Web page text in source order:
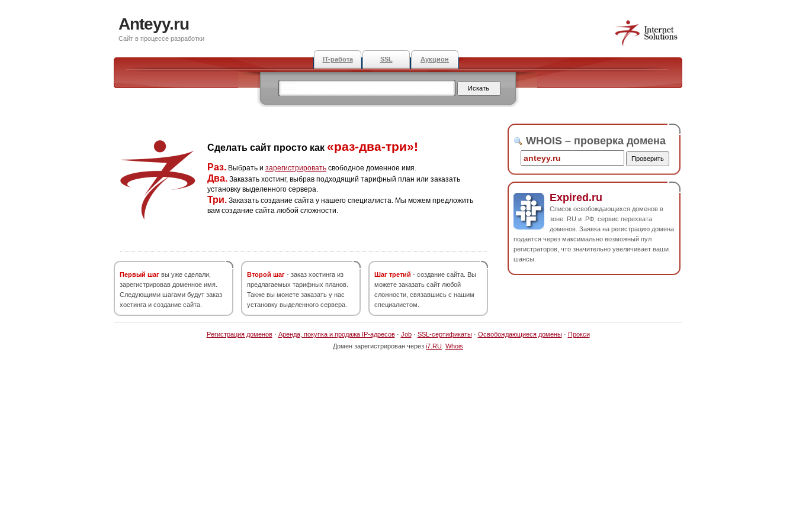
Anteyy.ru
Сайт в процессе разработки
IT-работа SSL Аукцион
Сделать сайт просто как «раз-два-три»!
Раз. Выбрать и зарегистрировать свободное доменное имя.
Два. Заказать хостинг, выбрав подходящий тарифный план или заказать
установку выделенного сервера.
Три. Заказать создание сайта у нашего специалиста. Мы можем предложить
вам создание сайта любой сложности.
Первый шаг вы уже сделали,
зарегистрировав доменное имя.
Следующими шагами будут заказ
хостинга и создание сайта.
Второй шаг - заказ хостинга из
предлагаемых тарифных планов.
Также вы можете заказать у нас
установку выделенного сервера.
Шаг третий - создание сайта. Вы
можете заказать сайт любой
сложности, связавшись с нашим
специалистом.
WHOIS – проверка домена
Expired.ru
Список освобождающихся доменов в
зоне .RU и .РФ, сервис перехвата
доменов. Заявка на регистрацию домена
подается через максимально возможный пул
регистраторов, что значительно увеличивает ваши
шансы.
Регистрация доменов· Аренда, покупка и продажа IP-адресов· Job· SSL-сертификаты· Освобождающиеся домены· Прокси
Домен зарегистрирован через i7.RU Whois